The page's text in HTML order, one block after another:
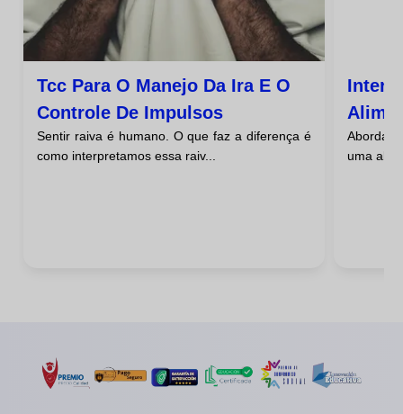
Tcc Para O Manejo Da Ira E O
Controle De Impulsos
Sentir raiva é humano. O que faz a diferença é
como interpretamos essa raiv...
Abordar
uma